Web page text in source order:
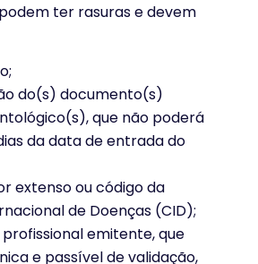
ter rasuras e devem
do(s) documento(s)
que não poderá
da data de entrada do
extenso ou código da
de Doenças (CID);
emitente, que
e passível de validação,